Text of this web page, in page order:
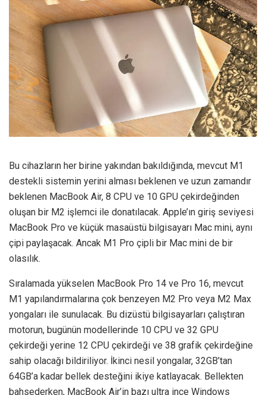
Bu cihazların her birine yakından bakıldığında, mevcut M1
destekli sistemin yerini alması beklenen ve uzun zamandır
beklenen MacBook Air, 8 CPU ve 10 GPU çekirdeğinden
oluşan bir M2 işlemci ile donatılacak. Apple’ın giriş seviyesi
MacBook Pro ve küçük masaüstü bilgisayarı Mac mini, aynı
çipi paylaşacak. Ancak M1 Pro çipli bir Mac mini de bir
olasılık.
Sıralamada yükselen MacBook Pro 14 ve Pro 16, mevcut
M1 yapılandırmalarına çok benzeyen M2 Pro veya M2 Max
yongaları ile sunulacak. Bu dizüstü bilgisayarları çalıştıran
motorun, bugünün modellerinde 10 CPU ve 32 GPU
çekirdeği yerine 12 CPU çekirdeği ve 38 grafik çekirdeğine
sahip olacağı bildiriliyor. İkinci nesil yongalar, 32GB’tan
64GB’a kadar bellek desteğini ikiye katlayacak. Bellekten
bahsederken, MacBook Air’in bazı ultra ince Windows